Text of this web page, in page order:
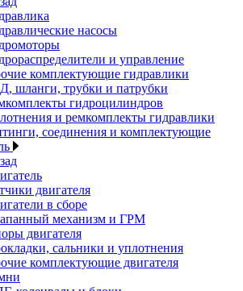
насосы
и управление
комплектующие гидравлики
шланги, трубки и патрубки
гидроцилиндров
и ремкомплекты гидравлики
соединения и комплектующие
двигателя
в сборе
механизм и ГРМ
двигателя
сальники и уплотнения
комплектующие двигателя